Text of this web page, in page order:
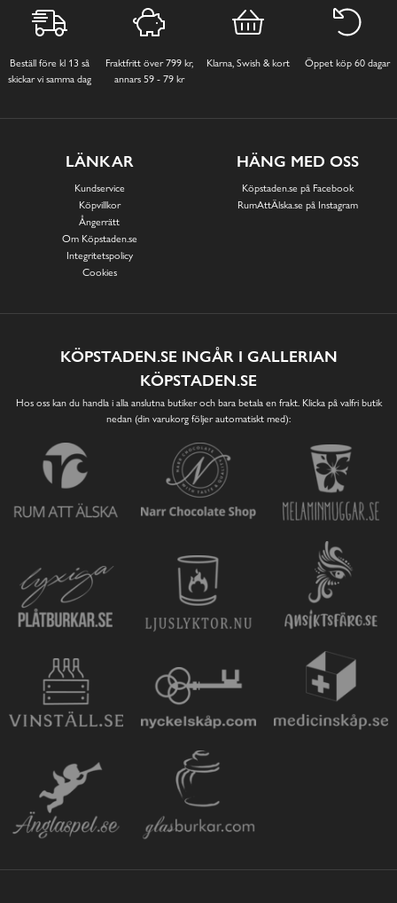
Beställ före kl 13 så
skickar vi samma dag
Fraktfritt över 799 kr,
annars 59 - 79 kr
Klarna, Swish & kort Öppet köp 60 dagar
LÄNKAR
Kundservice
Köpvillkor
Ångerrätt
Om Köpstaden.se
Integritetspolicy
Cookies
HÄNG MED OSS
Köpstaden.se på Facebook
RumAttÄlska.se på Instagram
KÖPSTADEN.SE INGÅR I GALLERIAN
KÖPSTADEN.SE
Hos oss kan du handla i alla anslutna butiker och bara betala en frakt. Klicka på valfri butik
nedan (din varukorg följer automatiskt med):